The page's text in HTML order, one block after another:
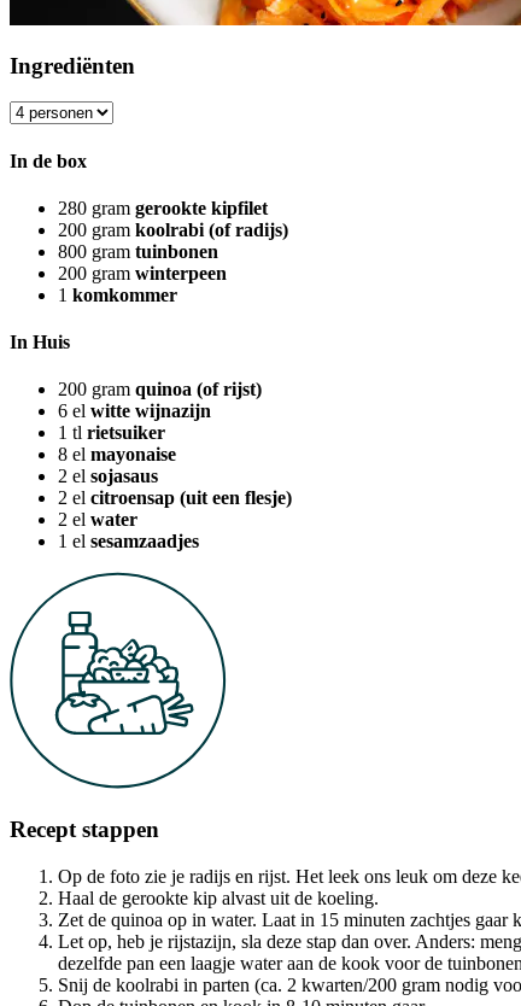
Ingrediënten
In de box
280 gram gerookte kipfilet
200 gram koolrabi (of radijs)
800 gram tuinbonen
200 gram winterpeen
1 komkommer
In Huis
200 gram quinoa (of rijst)
6 el witte wijnazijn
1 tl rietsuiker
8 el mayonaise
2 el sojasaus
2 el citroensap (uit een flesje)
2 el water
1 el sesamzaadjes
Recept stappen
Op de foto zie je radijs en rijst. Het leek ons leuk om deze
Haal de gerookte kip alvast uit de koeling.
Zet de quinoa op in water. Laat in 15 minuten zachtjes gaar
Let op, heb je rijstazijn, sla deze stap dan over. Anders:
dezelfde pan een laagje water aan de kook voor de
Snij de koolrabi in parten (ca. 2 kwarten/200 gram nodig